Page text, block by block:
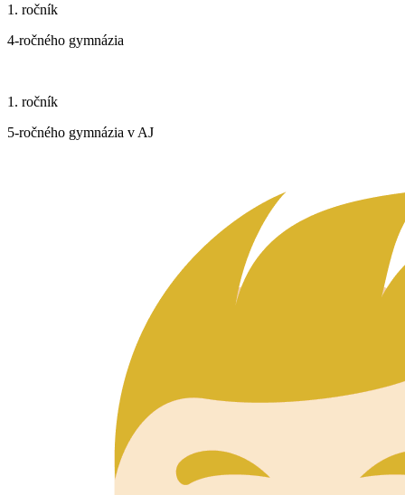
1. ročník
4-ročného gymnázia
1. ročník
5-ročného gymnázia v AJ